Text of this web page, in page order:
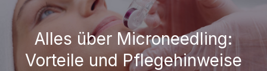
Alles über Microneedling:
Vorteile und Pflegehinweise